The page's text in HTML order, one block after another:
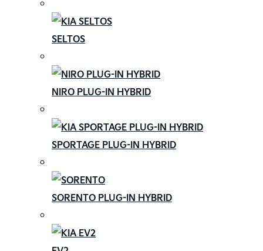
SELTOS
NIRO PLUG-IN HYBRID
SPORTAGE PLUG-IN HYBRID
SORENTO PLUG-IN HYBRID